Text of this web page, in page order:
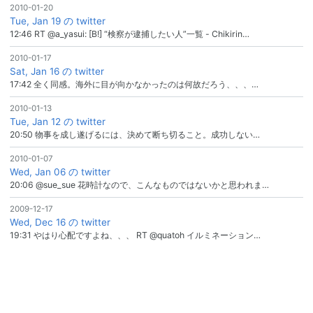
2010-01-20
Tue, Jan 19 の twitter
12:46 RT @a_yasui: [B!] “検察が逮捕したい人”一覧 - Chikirin…
2010-01-17
Sat, Jan 16 の twitter
17:42 全く同感。海外に目が向かなかったのは何故だろう、、、…
2010-01-13
Tue, Jan 12 の twitter
20:50 物事を成し遂げるには、決めて断ち切ること。成功しない…
2010-01-07
Wed, Jan 06 の twitter
20:06 @sue_sue 花時計なので、こんなものではないかと思われま…
2009-12-17
Wed, Dec 16 の twitter
19:31 やはり心配ですよね、、、 RT @quatoh イルミネーション…